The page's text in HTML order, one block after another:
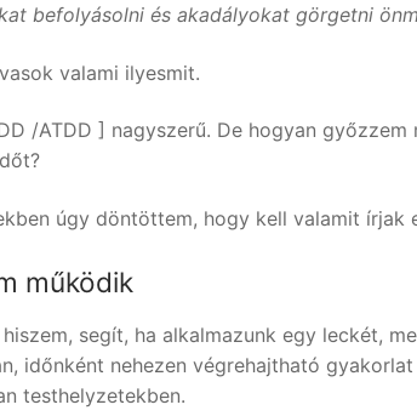
befolyásolni és akadályokat görgetni
valami ilyesmit.
/ATDD ] nagyszerű. De hogyan
úgy döntöttem, hogy kell valamit írjak
működik
segít, ha alkalmazunk egy leckét,
időnként nehezen végrehajtható
testhelyzetekben.